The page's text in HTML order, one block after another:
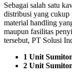
Sebagai salah satu
distribusi yang cukup
material handling
maupun fasilitas
tersebut, PT Solusi
1 Unit
2 Unit